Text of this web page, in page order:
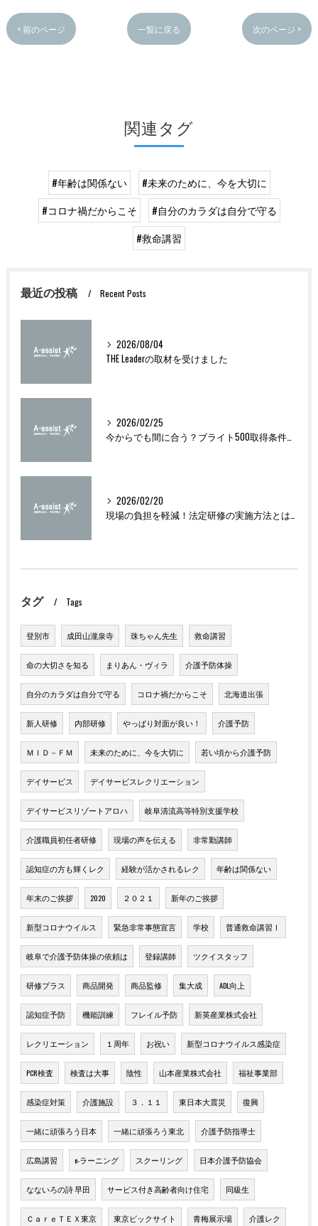
< 前のページ 一覧に戻る 次のページ >
関連タグ
#年齢は関係ない
#未来のために、今を大切に
#コロナ禍だからこそ
#自分のカラダは自分で守る
#救命講習
最近の投稿 Recent Posts
2026/08/04
THE Leaderの取材を受けました
2026/02/25
今からでも間に合う？ブライト500取得条件をわかりやすく解説
2026/02/20
現場の負担を軽減！法定研修の実施方法とは？
タグ Tags
登別市 成田山瀧泉寺 珠ちゃん先生 救命講習
命の大切さを知る まりあん・ヴィラ 介護予防体操
自分のカラダは自分で守る コロナ禍だからこそ 北海道出張
新人研修 内部研修 やっぱり対面が良い！ 介護予防
ＭＩＤ－ＦＭ 未来のために、今を大切に 若い頃から介護予防
デイサービス デイサービスレクリエーション
デイサービスリゾートアロハ 岐阜清流高等特別支援学校
介護職員初任者研修 現場の声を伝える 非常勤講師
認知症の方も輝くレク 経験が活かされるレク 年齢は関係ない
年末のご挨拶 2020 ２０２１ 新年のご挨拶
新型コロナウイルス 緊急非常事態宣言 学校 普通救命講習Ⅰ
岐阜で介護予防体操の依頼は 登録講師 ツクイスタッフ
研修プラス 商品開発 商品監修 集大成 ADL向上
認知症予防 機能訓練 フレイル予防 新英産業株式会社
レクリエーション １周年 お祝い 新型コロナウイルス感染症
PCR検査 検査は大事 陰性 山本産業株式会社 福祉事業部
感染症対策 介護施設 ３．１１ 東日本大震災 復興
一緒に頑張ろう日本 一緒に頑張ろう東北 介護予防指導士
広島講習 e-ラーニング スクーリング 日本介護予防協会
なないろの詩 早田 サービス付き高齢者向け住宅 同級生
ＣａｒｅＴＥＸ東京 東京ビックサイト 青梅展示場 介護レク